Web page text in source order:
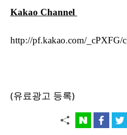
Kakao Channel
http://pf.kakao.com/_cPXFG/
(유료광고 등록)